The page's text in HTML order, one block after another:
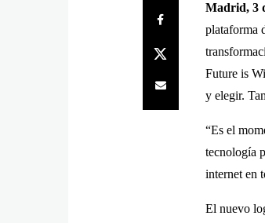
Share on Facebook
Share on Twitter
Share by e-mail
Madrid, 3
plataforma
Future is
y elegir.
“Es el
tecnología
internet en
El nuevo